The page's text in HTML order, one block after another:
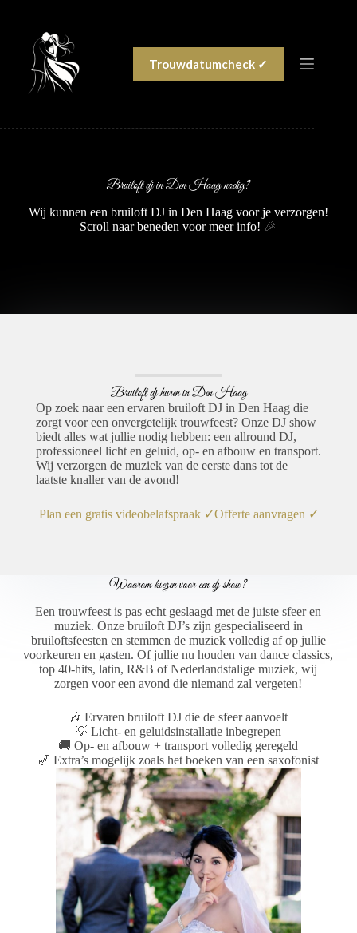
inhoud
Trouwdatumcheck ✓
Bruiloft dj in Den Haag nodig?
Wij kunnen een bruiloft DJ in Den Haag voor je verzorgen!
Scroll naar beneden voor meer info! 🎉
Bruiloft dj huren in Den Haag
Op zoek naar een ervaren bruiloft DJ in Den Haag die
zorgt voor een onvergetelijk trouwfeest? Onze DJ show
biedt alles wat jullie nodig hebben: een allround DJ,
professioneel licht en geluid, op- en afbouw en transport.
Wij verzorgen de muziek van de eerste dans tot de
laatste knaller van de avond!
Plan een gratis videobelafspraak ✓Offerte aanvragen ✓
Waarom kiezen voor een dj show?
Een trouwfeest is pas echt geslaagd met de juiste sfeer en
muziek. Onze bruiloft DJ’s zijn gespecialiseerd in
bruiloftsfeesten en stemmen de muziek volledig af op jullie
voorkeuren en gasten. Of jullie nu houden van dance classics,
top 40-hits, latin, R&B of Nederlandstalige muziek, wij
zorgen voor een avond die niemand zal vergeten!
🎶 Ervaren bruiloft DJ die de sfeer aanvoelt
💡 Licht- en geluidsinstallatie inbegrepen
🚚 Op- en afbouw + transport volledig geregeld
🎷 Extra’s mogelijk zoals het boeken van een saxofonist